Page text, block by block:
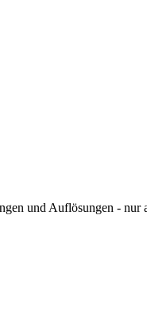
und Auflösungen - nur